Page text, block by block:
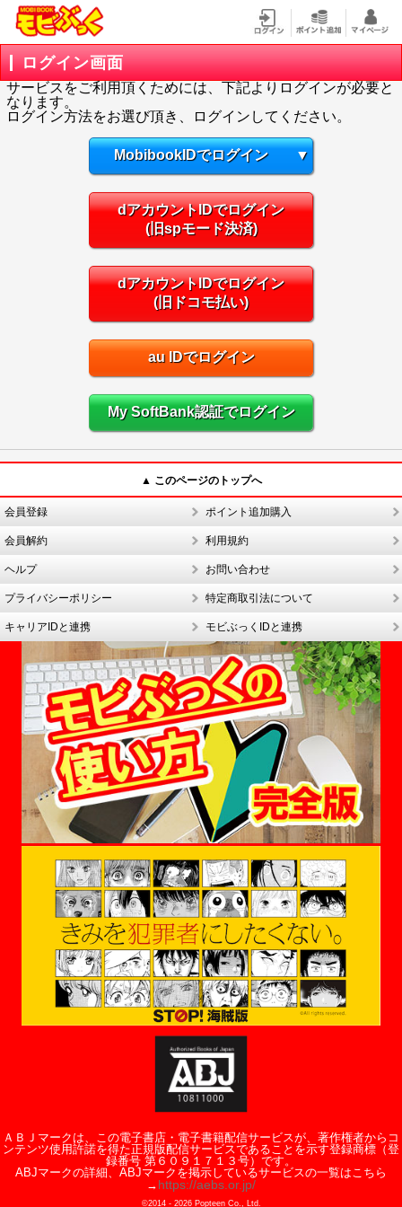
ログイン画面
サービスをご利用頂くためには、下記よりログインが必要と
なります。
ログイン方法をお選び頂き、ログインしてください。
MobibookIDでログイン ▼
dアカウントIDでログイン
(旧spモード決済)
dアカウントIDでログイン
(旧ドコモ払い)
au IDでログイン
My SoftBank認証でログイン
▲ このページのトップへ
会員登録 ポイント追加購入
会員解約 利用規約
ヘルプ お問い合わせ
プライバシーポリシー 特定商取引法について
キャリアIDと連携 モビぶっくIDと連携
ＡＢＪマークは、この電子書店・電子書籍配信サービスが、著作権者からコ
ンテンツ使用許諾を得た正規版配信サービスであることを示す登録商標（登
録番号 第６０９１７１３号）です。
ABJマークの詳細、ABJマークを掲示しているサービスの一覧はこちら
→ https://aebs.or.jp/
©2014 - 2026Popteen Co., Ltd.